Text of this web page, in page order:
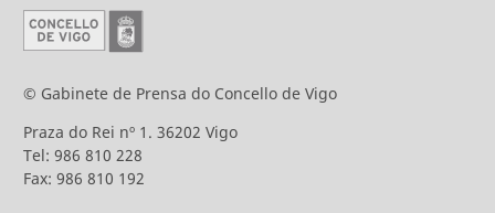
© Gabinete de Prensa do Concello de Vigo
Praza do Rei nº 1. 36202 Vigo
Tel: 986 810 228
Fax: 986 810 192